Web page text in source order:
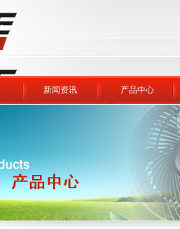
新闻资讯 产品中心